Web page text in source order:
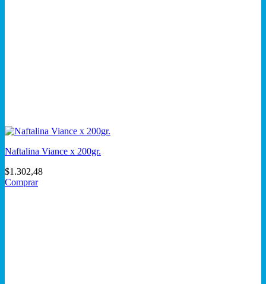
Naftalina Viance x 200gr.
$1.302,48
Comprar